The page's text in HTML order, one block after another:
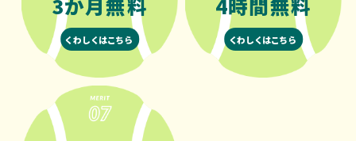
くわしくはこちら くわしくはこちら